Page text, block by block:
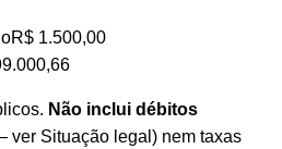
R$ 1.500,00
Não inclui débitos
ver Situação legal) nem taxas